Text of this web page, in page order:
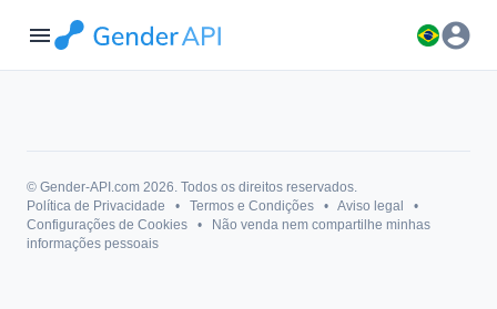
menu account_circle
© Gender-API.com 2026. Todos os direitos reservados.
Política de Privacidade
• Termos e Condições • Aviso legal
•
Configurações de Cookies
•
Não venda nem compartilhe minhas
informações pessoais